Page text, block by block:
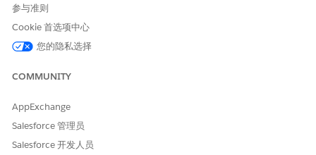
参与准则
Cookie 首选项中心
您的隐私选择
COMMUNITY
AppExchange
Salesforce 管理员
Salesforce 开发人员